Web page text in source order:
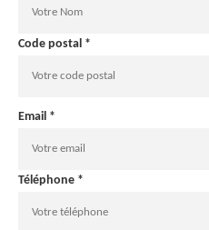
Code postal *
Email *
Téléphone *